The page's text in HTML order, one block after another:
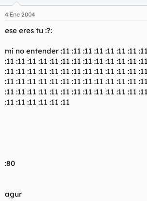
4 Ene 2004
ese eres tu :?:
mi no entender :11 :11 :11 :11 :11 :11 :11
:11 :11 :11 :11 :11 :11 :11 :11 :11 :11 :11 :11
:11 :11 :11 :11 :11 :11 :11 :11 :11 :11 :11 :11
:11 :11 :11 :11 :11 :11 :11 :11 :11 :11 :11 :11
:11 :11 :11 :11 :11 :11 :11 :11 :11 :11 :11 :11
:11 :11 :11 :11 :11 :11
:80
agur